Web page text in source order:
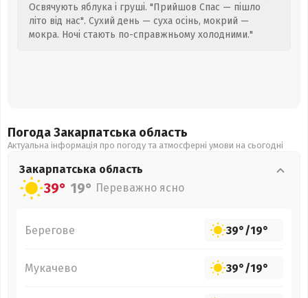
Освячують яблука і груші. "Прийшов Спас — пішло
літо від нас". Сухий день — суха осінь, мокрий —
мокра. Ночі стають по-справжньому холодними."
Погода Закарпатська область
Актуальна інформація про погоду та атмосферні умови на сьогодні
Закарпатська область
39° 19° Переважно ясно
Берегове 39°/19°
Мукачево 39°/19°